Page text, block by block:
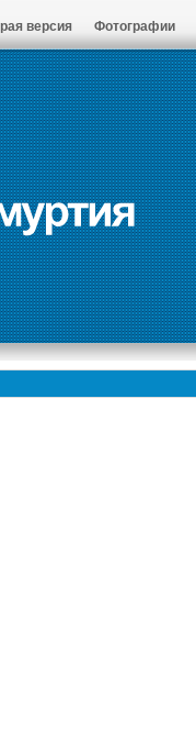
версия Фотографии